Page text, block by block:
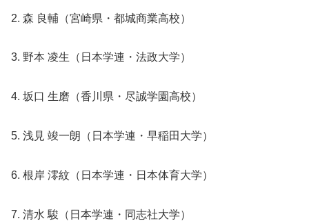
2. 森 良輔（宮崎県・都城商業高校）
3. 野本 凌生（日本学連・法政大学）
4. 坂口 生磨（香川県・尽誠学園高校）
5. 浅見 竣一朗（日本学連・早稲田大学）
6. 根岸 澪紋（日本学連・日本体育大学）
7. 清水 駿（日本学連・同志社大学）